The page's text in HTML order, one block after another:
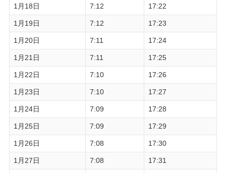
1月18日 7:12 17:22
1月19日 7:12 17:23
1月20日 7:11 17:24
1月21日 7:11 17:25
1月22日 7:10 17:26
1月23日 7:10 17:27
1月24日 7:09 17:28
1月25日 7:09 17:29
1月26日 7:08 17:30
1月27日 7:08 17:31